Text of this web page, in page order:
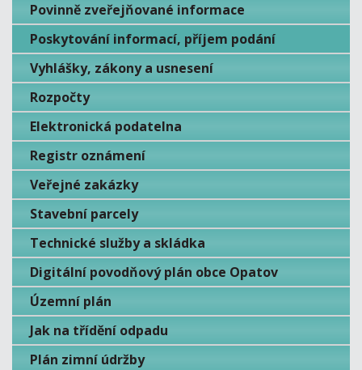
Povinně zveřejňované informace
Poskytování informací, příjem podání
Vyhlášky, zákony a usnesení
Rozpočty
Elektronická podatelna
Registr oznámení
Veřejné zakázky
Stavební parcely
Technické služby a skládka
Digitální povodňový plán obce Opatov
Územní plán
Jak na třídění odpadu
Plán zimní údržby